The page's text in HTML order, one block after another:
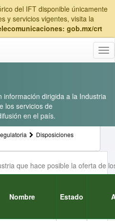
del IFT disponible únicamente
y servicios vigentes, visita la
gob.mx/crt
información dirigida a la Industria
los servicios de
en el país.
Disposiciones
que hace posible la oferta de
Nombre Estado